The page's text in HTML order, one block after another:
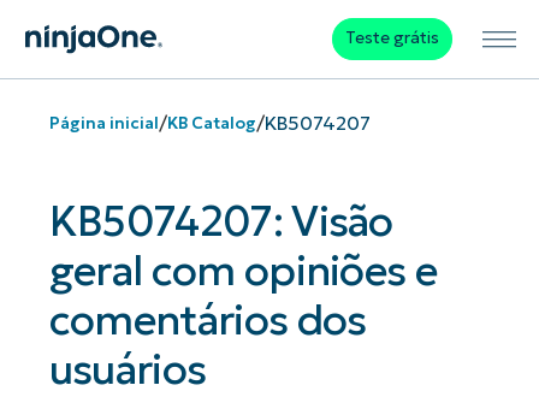
Teste grátis
Página inicial/KB Catalog/KB5074207
KB5074207: Visão
geral com opiniões e
comentários dos
usuários